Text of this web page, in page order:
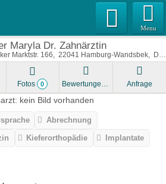
Menu
Maryla Dr. Zahnärztin
Marktstr. 166 22041 Hamburg-Wandsbek Deutschland
Fotos 0 Bewertungen Anfrage
Abrechnung
Kieferorthopädie
Implantate